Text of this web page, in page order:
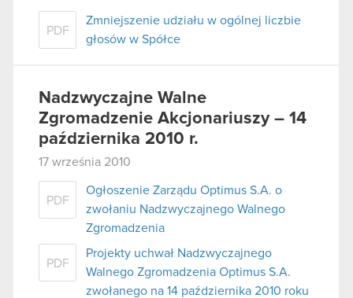
PDF
Zmniejszenie udziału w ogólnej liczbie
głosów w Spółce
Nadzwyczajne Walne
Zgromadzenie Akcjonariuszy – 14
października 2010 r.
17 września 2010
PDF
Ogłoszenie Zarządu Optimus S.A. o
zwołaniu Nadzwyczajnego Walnego
Zgromadzenia
PDF
Projekty uchwał Nadzwyczajnego
Walnego Zgromadzenia Optimus S.A.
zwołanego na 14 października 2010 roku